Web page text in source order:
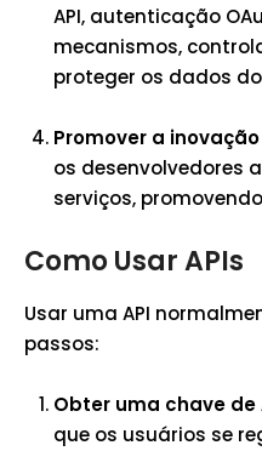
API, autenticação
mecanismos,
proteger os dados
Promover a inovação
os desenvolvedores
serviços,
Como Usar APIs
Usar uma API
passos:
Obter uma chave de
que os usuários se